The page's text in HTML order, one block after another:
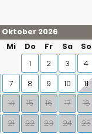
Oktober 2026
Mi Do Fr Sa
So
1
2 3
4
7 8 9 10
11
14 15 16 17
18
21 22 23 24
25